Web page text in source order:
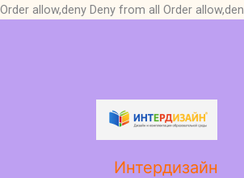
Order allow,deny Deny from all Order
Интердизайн
LinkedIn
Instagram
Facebook